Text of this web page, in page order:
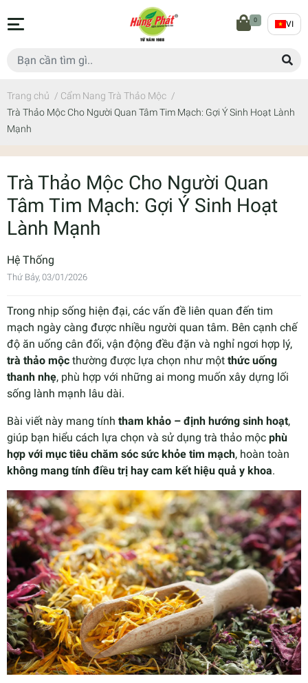
0 VI
Trang chủ / Cẩm Nang Trà Thảo Mộc /
Trà Thảo Mộc Cho Người Quan Tâm Tim Mạch: Gợi Ý Sinh Hoạt Lành
Mạnh
Trà Thảo Mộc Cho Người Quan
Tâm Tim Mạch: Gợi Ý Sinh Hoạt
Lành Mạnh
Hệ Thống
Thứ Bảy, 03/01/2026
Trong nhịp sống hiện đại, các vấn đề liên quan đến tim
mạch ngày càng được nhiều người quan tâm. Bên cạnh chế
độ ăn uống cân đối, vận động đều đặn và nghỉ ngơi hợp lý,
trà thảo mộc thường được lựa chọn như một thức uống
thanh nhẹ, phù hợp với những ai mong muốn xây dựng lối
sống lành mạnh lâu dài.
Bài viết này mang tính tham khảo – định hướng sinh hoạt,
giúp bạn hiểu cách lựa chọn và sử dụng trà thảo mộc phù
hợp với mục tiêu chăm sóc sức khỏe tim mạch, hoàn toàn
không mang tính điều trị hay cam kết hiệu quả y khoa.